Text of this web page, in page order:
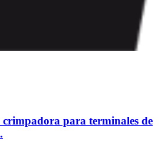
para terminales de